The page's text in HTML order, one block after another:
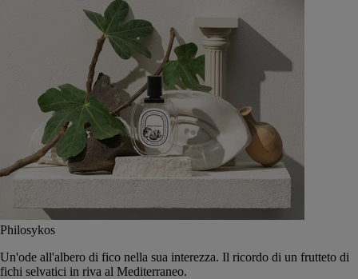
Philosykos
Un'ode all'albero di fico nella sua interezza. Il ricordo di un frutteto di
fichi selvatici in riva al Mediterraneo.